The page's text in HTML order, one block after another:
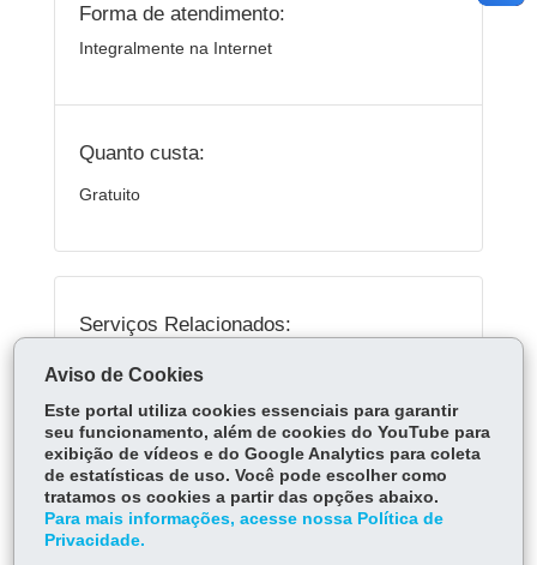
Forma de atendimento:
Integralmente na Internet
Quanto custa:
Gratuito
Serviços Relacionados:
em duplicidade
ÓRGÃO RESPONSÁVEL
DEIXE SUA OPINIÃO
Aviso de Cookies
Este portal utiliza cookies essenciais para garantir
seu funcionamento, além de cookies do YouTube para
exibição de vídeos e do Google Analytics para coleta
de estatísticas de uso. Você pode escolher como
tratamos os cookies a partir das opções abaixo.
Para mais informações, acesse nossa Política de
Privacidade.